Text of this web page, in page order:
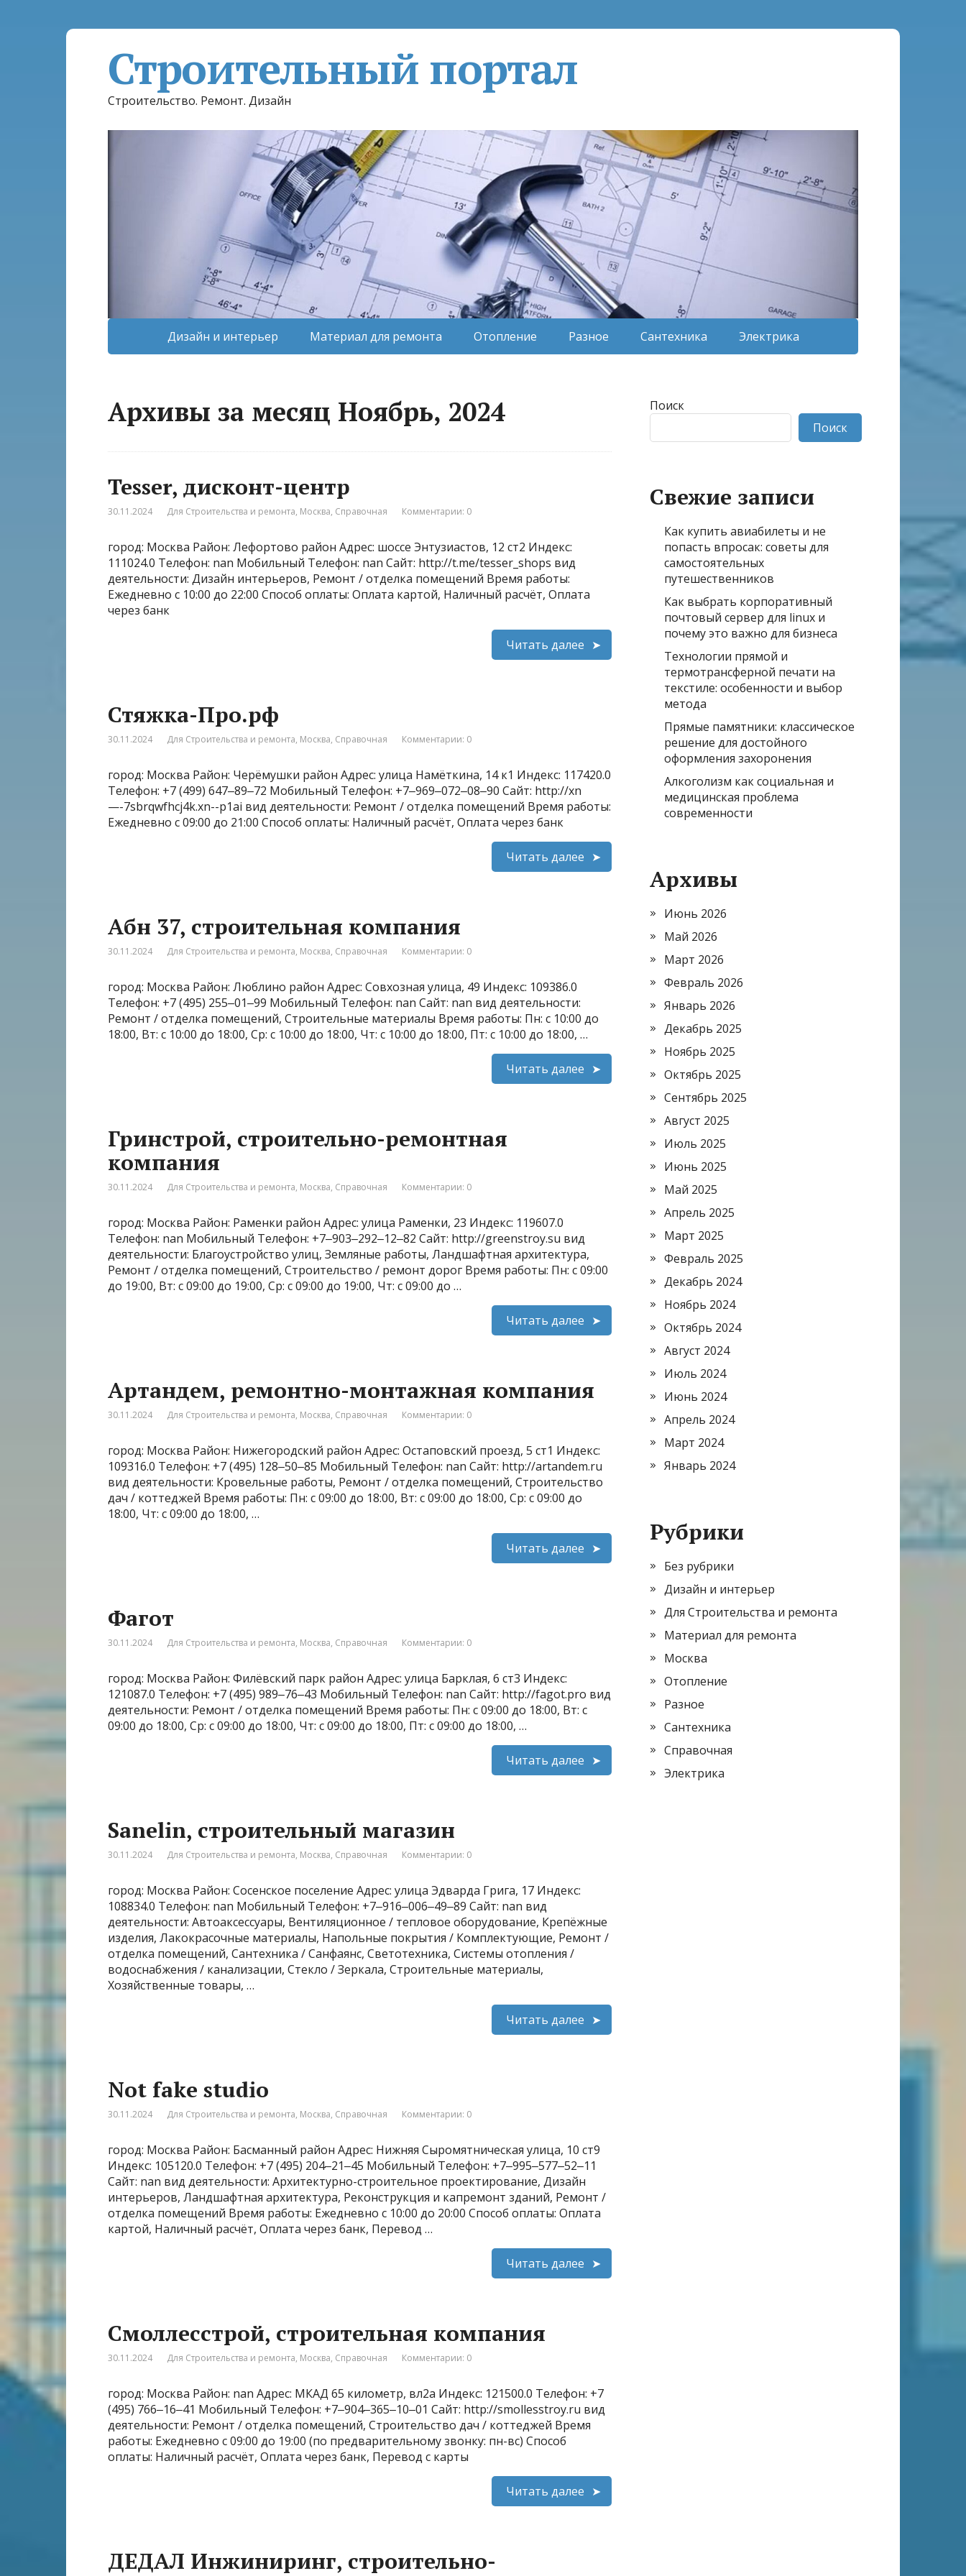
Строительный портал
Строительство. Ремонт. Дизайн
Дизайн и интерьер Материал для ремонта Отопление Разное Сантехника Электрика
Архивы за месяц Ноябрь, 2024
Tesser, дисконт-центр
30.11.2024 Для Строительства и ремонта, Москва, Справочная Комментарии: 0
город: Москва Район: Лефортово район Адрес: шоссе Энтузиастов, 12 ст2 Индекс:
111024.0 Телефон: nan Мобильный Телефон: nan Сайт: http://t.me/tesser_shops вид
деятельности: Дизайн интерьеров, Ремонт / отделка помещений Время работы:
Ежедневно с 10:00 до 22:00 Способ оплаты: Оплата картой, Наличный расчёт, Оплата
через банк
Читать далее
Стяжка-Про.рф
30.11.2024 Для Строительства и ремонта, Москва, Справочная Комментарии: 0
город: Москва Район: Черёмушки район Адрес: улица Намёткина, 14 к1 Индекс: 117420.0
Телефон: +7 (499) 647‒89‒72 Мобильный Телефон: +7‒969‒072‒08‒90 Сайт: http://xn
—-7sbrqwfhcj4k.xn--p1ai вид деятельности: Ремонт / отделка помещений Время работы:
Ежедневно с 09:00 до 21:00 Способ оплаты: Наличный расчёт, Оплата через банк
Читать далее
Абн 37, строительная компания
30.11.2024 Для Строительства и ремонта, Москва, Справочная Комментарии: 0
город: Москва Район: Люблино район Адрес: Совхозная улица, 49 Индекс: 109386.0
Телефон: +7 (495) 255‒01‒99 Мобильный Телефон: nan Сайт: nan вид деятельности:
Ремонт / отделка помещений, Строительные материалы Время работы: Пн: с 10:00 до
18:00, Вт: с 10:00 до 18:00, Ср: с 10:00 до 18:00, Чт: с 10:00 до 18:00, Пт: с 10:00 до 18:00, …
Читать далее
Гринстрой, строительно-ремонтная
компания
30.11.2024 Для Строительства и ремонта, Москва, Справочная Комментарии: 0
город: Москва Район: Раменки район Адрес: улица Раменки, 23 Индекс: 119607.0
Телефон: nan Мобильный Телефон: +7‒903‒292‒12‒82 Сайт: http://greenstroy.su вид
деятельности: Благоустройство улиц, Земляные работы, Ландшафтная архитектура,
Ремонт / отделка помещений, Строительство / ремонт дорог Время работы: Пн: с 09:00
до 19:00, Вт: с 09:00 до 19:00, Ср: с 09:00 до 19:00, Чт: с 09:00 до …
Читать далее
Артандем, ремонтно-монтажная компания
30.11.2024 Для Строительства и ремонта, Москва, Справочная Комментарии: 0
город: Москва Район: Нижегородский район Адрес: Остаповский проезд, 5 ст1 Индекс:
109316.0 Телефон: +7 (495) 128‒50‒85 Мобильный Телефон: nan Сайт: http://artandem.ru
вид деятельности: Кровельные работы, Ремонт / отделка помещений, Строительство
дач / коттеджей Время работы: Пн: с 09:00 до 18:00, Вт: с 09:00 до 18:00, Ср: с 09:00 до
18:00, Чт: с 09:00 до 18:00, …
Читать далее
Фагот
30.11.2024 Для Строительства и ремонта, Москва, Справочная Комментарии: 0
город: Москва Район: Филёвский парк район Адрес: улица Барклая, 6 ст3 Индекс:
121087.0 Телефон: +7 (495) 989‒76‒43 Мобильный Телефон: nan Сайт: http://fagot.pro вид
деятельности: Ремонт / отделка помещений Время работы: Пн: с 09:00 до 18:00, Вт: с
09:00 до 18:00, Ср: с 09:00 до 18:00, Чт: с 09:00 до 18:00, Пт: с 09:00 до 18:00, …
Читать далее
Sanelin, строительный магазин
30.11.2024 Для Строительства и ремонта, Москва, Справочная Комментарии: 0
город: Москва Район: Сосенское поселение Адрес: улица Эдварда Грига, 17 Индекс:
108834.0 Телефон: nan Мобильный Телефон: +7‒916‒006‒49‒89 Сайт: nan вид
деятельности: Автоаксессуары, Вентиляционное / тепловое оборудование, Крепёжные
изделия, Лакокрасочные материалы, Напольные покрытия / Комплектующие, Ремонт /
отделка помещений, Сантехника / Санфаянс, Светотехника, Системы отопления /
водоснабжения / канализации, Стекло / Зеркала, Строительные материалы,
Хозяйственные товары, …
Читать далее
Not fake studio
30.11.2024 Для Строительства и ремонта, Москва, Справочная Комментарии: 0
город: Москва Район: Басманный район Адрес: Нижняя Сыромятническая улица, 10 ст9
Индекс: 105120.0 Телефон: +7 (495) 204‒21‒45 Мобильный Телефон: +7‒995‒577‒52‒11
Сайт: nan вид деятельности: Архитектурно-строительное проектирование, Дизайн
интерьеров, Ландшафтная архитектура, Реконструкция и капремонт зданий, Ремонт /
отделка помещений Время работы: Ежедневно с 10:00 до 20:00 Способ оплаты: Оплата
картой, Наличный расчёт, Оплата через банк, Перевод …
Читать далее
Смоллесстрой, строительная компания
30.11.2024 Для Строительства и ремонта, Москва, Справочная Комментарии: 0
город: Москва Район: nan Адрес: МКАД 65 километр, вл2а Индекс: 121500.0 Телефон: +7
(495) 766‒16‒41 Мобильный Телефон: +7‒904‒365‒10‒01 Сайт: http://smollesstroy.ru вид
деятельности: Ремонт / отделка помещений, Строительство дач / коттеджей Время
работы: Ежедневно с 09:00 до 19:00 (по предварительному звонку: пн-вс) Способ
оплаты: Наличный расчёт, Оплата через банк, Перевод с карты
Читать далее
ДЕДАЛ Инжиниринг, строительно-
Поиск
Поиск
Свежие записи
Как купить авиабилеты и не
попасть впросак: советы для
самостоятельных
путешественников
Как выбрать корпоративный
почтовый сервер для linux и
почему это важно для бизнеса
Технологии прямой и
термотрансферной печати на
текстиле: особенности и выбор
метода
Прямые памятники: классическое
решение для достойного
оформления захоронения
Алкоголизм как социальная и
медицинская проблема
современности
Архивы
Июнь 2026
Май 2026
Март 2026
Февраль 2026
Январь 2026
Декабрь 2025
Ноябрь 2025
Октябрь 2025
Сентябрь 2025
Август 2025
Июль 2025
Июнь 2025
Май 2025
Апрель 2025
Март 2025
Февраль 2025
Декабрь 2024
Ноябрь 2024
Октябрь 2024
Август 2024
Июль 2024
Июнь 2024
Апрель 2024
Март 2024
Январь 2024
Рубрики
Без рубрики
Дизайн и интерьер
Для Строительства и ремонта
Материал для ремонта
Москва
Отопление
Разное
Сантехника
Справочная
Электрика